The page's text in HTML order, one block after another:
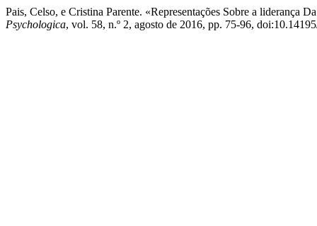
Pais, Celso, e Cristina Parente. «Representações Sobre a liderança
Psychologica, vol. 58, n.º 2, agosto de 2016, pp. 75-96,